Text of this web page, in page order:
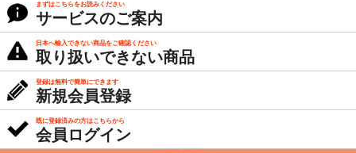
まずはこちらをお読みください
サービスのご案内
日本へ輸入できない商品をご確認ください
取り扱いできない商品
登録は無料で簡単にできます
新規会員登録
既に登録済みの方はこちらから
会員ログイン